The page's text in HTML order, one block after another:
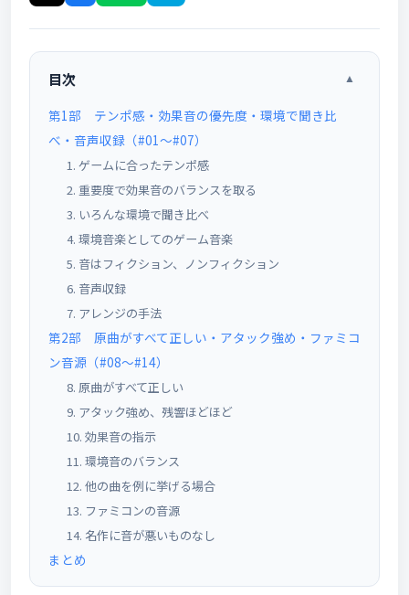
目次 ▲
第1部 テンポ感・効果音の優先度・環境で聞き比
べ・音声収録（#01〜#07）
1. ゲームに合ったテンポ感
2. 重要度で効果音のバランスを取る
3. いろんな環境で聞き比べ
4. 環境音楽としてのゲーム音楽
5. 音はフィクション、ノンフィクション
6. 音声収録
7. アレンジの手法
第2部 原曲がすべて正しい・アタック強め・ファミコ
ン音源（#08〜#14）
8. 原曲がすべて正しい
9. アタック強め、残響ほどほど
10. 効果音の指示
11. 環境音のバランス
12. 他の曲を例に挙げる場合
13. ファミコンの音源
14. 名作に音が悪いものなし
まとめ